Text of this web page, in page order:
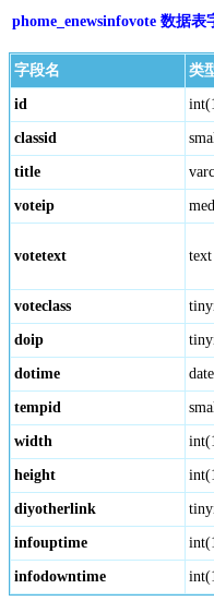
phome_enewsinfovote 数据表
字段名 类
id
classid
title
voteip
votetext text
voteclass
doip
dotime date
tempid
width
height
diyotherlink
infouptime
infodowntime